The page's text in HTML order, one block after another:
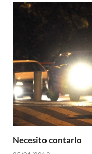
Necesito contarlo